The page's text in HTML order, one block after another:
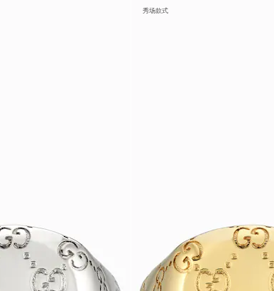
秀场款式